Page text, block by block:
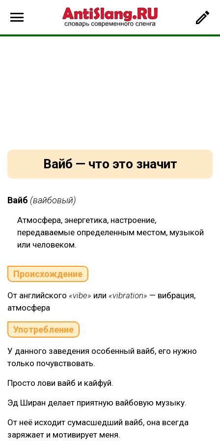
Вайб — что это значит
Вайб (вайбовый)
Атмосфера, энергетика, настроение,
передаваемые определенным местом, музыкой
или человеком.
Происхождение
От английского «vibe» или «vibration» — вибрация,
атмосфера
Употребление
У данного заведения особенный вайб, его нужно
только почувствовать.
Просто лови вайб и кайфуй.
Эд Ширан делает приятную вайбовую музыку.
От неё исходит сумасшедший вайб, она всегда
заряжает и мотивирует меня.